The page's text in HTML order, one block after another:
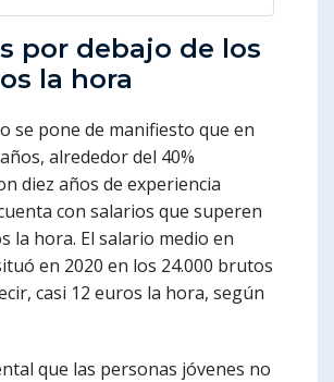
por debajo de los
la hora
se pone de manifiesto que en
alrededor del 40%
diez años de experiencia
con salarios que superen
la hora. El salario medio en
en 2020 en los 24.000 brutos
casi 12 euros la hora, según
que las personas jóvenes no